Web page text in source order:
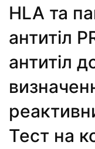
HLA та
антитіл
антитіл
Тест на